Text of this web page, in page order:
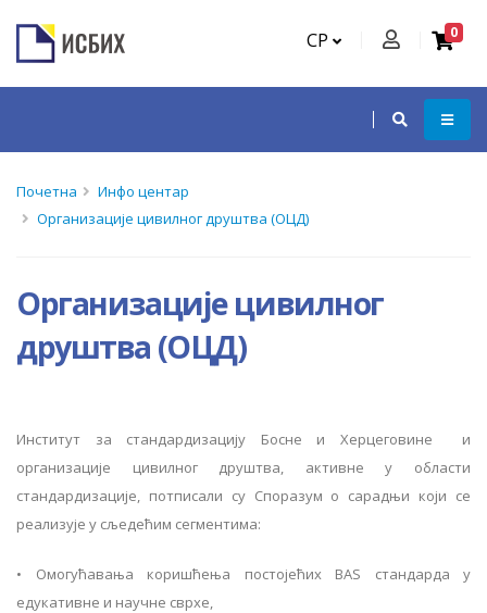
СР 0
Почетна
Инфо центар
Oрганизације цивилног друштва (ОЦД)
Oрганизације цивилног
друштва (ОЦД)
Институт за стандардизацију Босне и Херцеговине и
организације цивилног друштва, активне у области
стандардизације, потписали су Споразум о сарадњи који се
реализује у сљедећим сегментима:
•
Омогућавања коришћења постојећих BAS стандарда у
едукативне и научне сврхе,